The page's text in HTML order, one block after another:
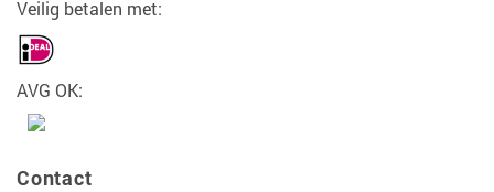
Veilig betalen met:
AVG OK:
Contact